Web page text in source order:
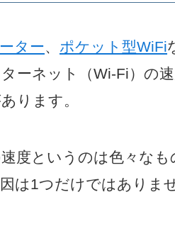
ター、 ポケット型WiFi
ーネット（Wi-Fi）の
ります。
度というのは色々なも
は1つだけではありま